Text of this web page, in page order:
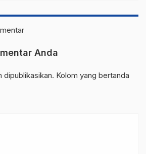
Anda
dipublikasikan. Kolom yang bertanda